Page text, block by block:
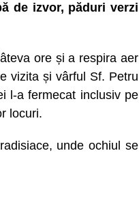
de izvor, păduri verzi
ore și a respira aer
vizita și vârful Sf. Petru
l-a fermecat inclusiv pe
locuri.
unde ochiul se